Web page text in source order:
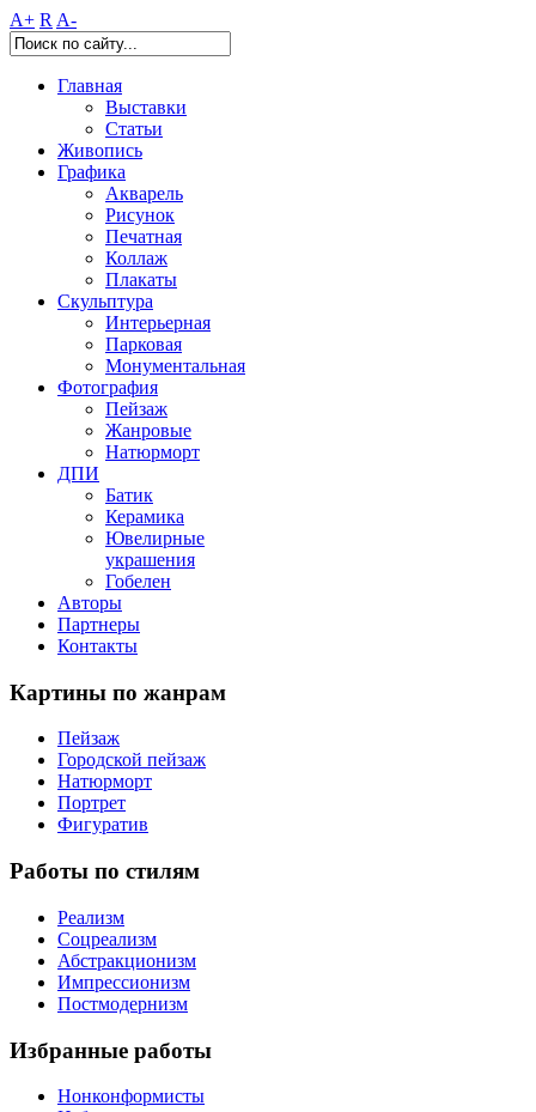
A+ R A-
Главная
Выставки
Статьи
Живопись
Графика
Акварель
Рисунок
Печатная
Коллаж
Плакаты
Скульптура
Интерьерная
Парковая
Монументальная
Фотография
Пейзаж
Жанровые
Натюрморт
ДПИ
Батик
Керамика
Ювелирные
украшения
Гобелен
Авторы
Партнеры
Контакты
Картины по жанрам
Пейзаж
Городской пейзаж
Натюрморт
Портрет
Фигуратив
Работы по стилям
Реализм
Соцреализм
Абстракционизм
Импрессионизм
Постмодернизм
Избранные работы
Нонконформисты